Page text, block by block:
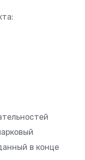
в конце